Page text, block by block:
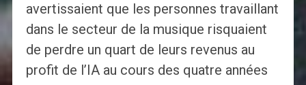
avertissaient que les personnes travaillant
dans le secteur de la musique risquaient
de perdre un quart de leurs revenus au
profit de l’IA au cours des quatre années